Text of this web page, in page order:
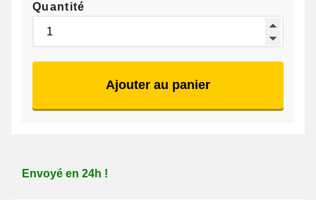
Quantité
Ajouter au panier
Envoyé en 24h !